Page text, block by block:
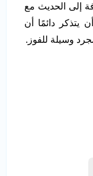
إلى الحديث مع
دائمًا أن
وسيلة للفوز.